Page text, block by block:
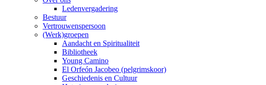
Ledenvergadering
Bestuur
Vertrouwenspersoon
(Werk)groepen
Aandacht en Spiritualiteit
Bibliotheek
Young Camino
El Orfeón Jacobeo (pelgrimskoor)
Geschiedenis en Cultuur